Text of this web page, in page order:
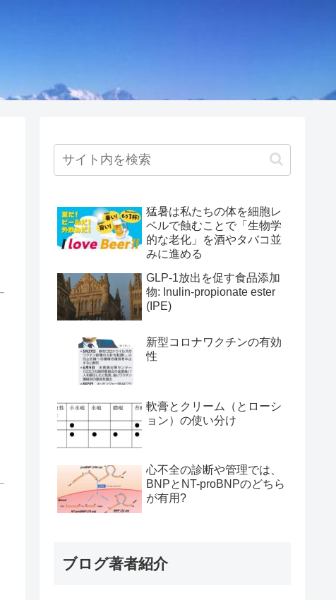
猛暑は私たちの体を細胞レ
ベルで蝕むことで「生物学
的な老化」を酒やタバコ並
みに進める
GLP-1放出を促す食品添加
物: Inulin-propionate ester
(IPE)
新型コロナワクチンの有効
性
軟膏とクリーム（とローシ
ョン）の使い分け
心不全の診断や管理では、
BNPとNT-proBNPのどちら
が有用?
ブログ著者紹介